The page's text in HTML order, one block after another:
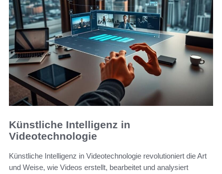
Künstliche Intelligenz in
Videotechnologie
Künstliche Intelligenz in Videotechnologie revolutioniert die Art
und Weise, wie Videos erstellt, bearbeitet und analysiert